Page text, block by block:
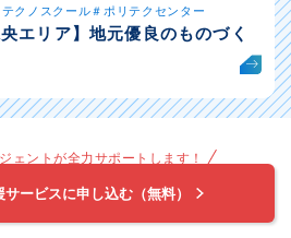
クノスクール＃ポリテクセンター
央エリア】地元優良のものづく
ェントが全力サポートします！
ービスに申し込む（無料）